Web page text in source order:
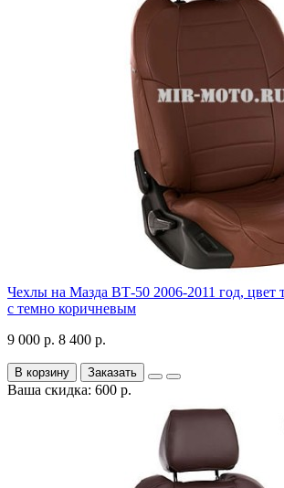
Чехлы на Мазда ВТ-50 2006-2011 год, цвет
с темно коричневым
9 000 р. 8 400 р.
В корзину Заказать
Ваша скидка: 600 р.